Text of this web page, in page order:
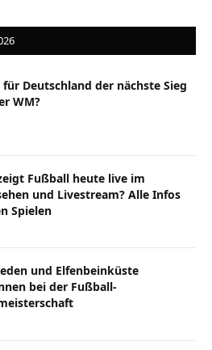
Deutschland der nächste Sieg
WM?
Fußball heute live im
und Livestream? Alle Infos
Spielen
und Elfenbeinküste
bei der Fußball-